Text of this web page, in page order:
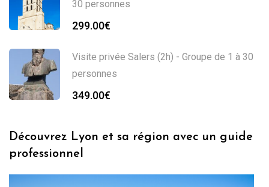
30 personnes
299.00€
Visite privée Salers (2h) - Groupe de 1 à 30
personnes
349.00€
Découvrez Lyon et sa région avec un guide
professionnel